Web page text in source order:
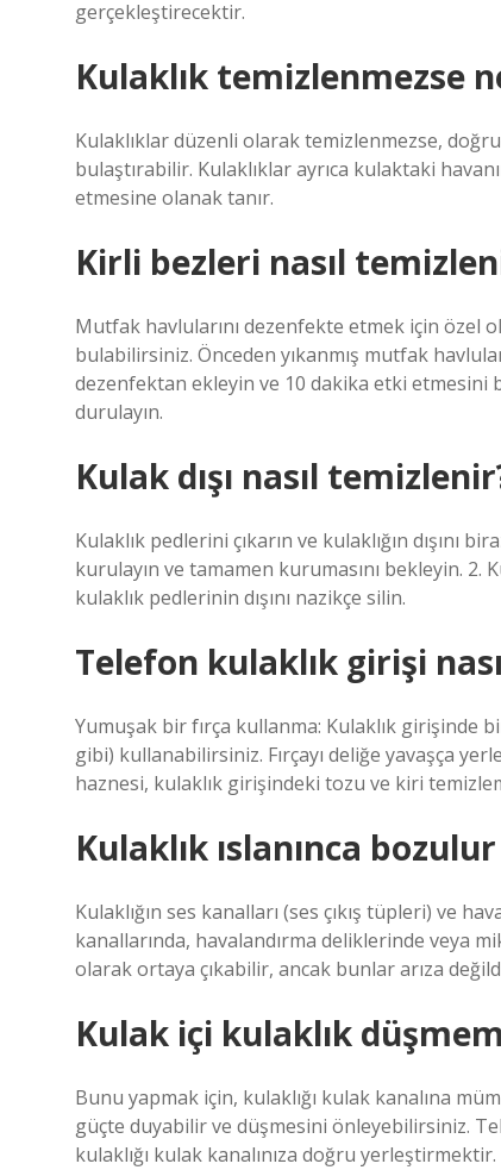
gerçekleştirecektir.
Kulaklık temizlenmezse
Kulaklıklar düzenli olarak temizlenmezse,
bulaştırabilir. Kulaklıklar ayrıca kulaktaki
etmesine olanak tanır.
Kirli bezleri nasıl
Mutfak havlularını dezenfekte etmek için özel
bulabilirsiniz. Önceden yıkanmış mutfak
dezenfektan ekleyin ve 10 dakika etki etmesini
durulayın.
Kulak dışı nasıl
Kulaklık pedlerini çıkarın ve kulaklığın dışını
kurulayın ve tamamen kurumasını bekleyin.
kulaklık pedlerinin dışını nazikçe silin.
Telefon kulaklık girişi
Yumuşak bir fırça kullanma: Kulaklık girişinde
gibi) kullanabilirsiniz. Fırçayı deliğe yavaşça
haznesi, kulaklık girişindeki tozu ve kiri
Kulaklık ıslanınca
Kulaklığın ses kanalları (ses çıkış tüpleri) ve
kanallarında, havalandırma deliklerinde veya
olarak ortaya çıkabilir, ancak bunlar arıza
Kulak içi kulaklık
Bunu yapmak için, kulaklığı kulak kanalına
güçte duyabilir ve düşmesini önleyebilirsiniz.
kulaklığı kulak kanalınıza doğru yerleştirmektir.